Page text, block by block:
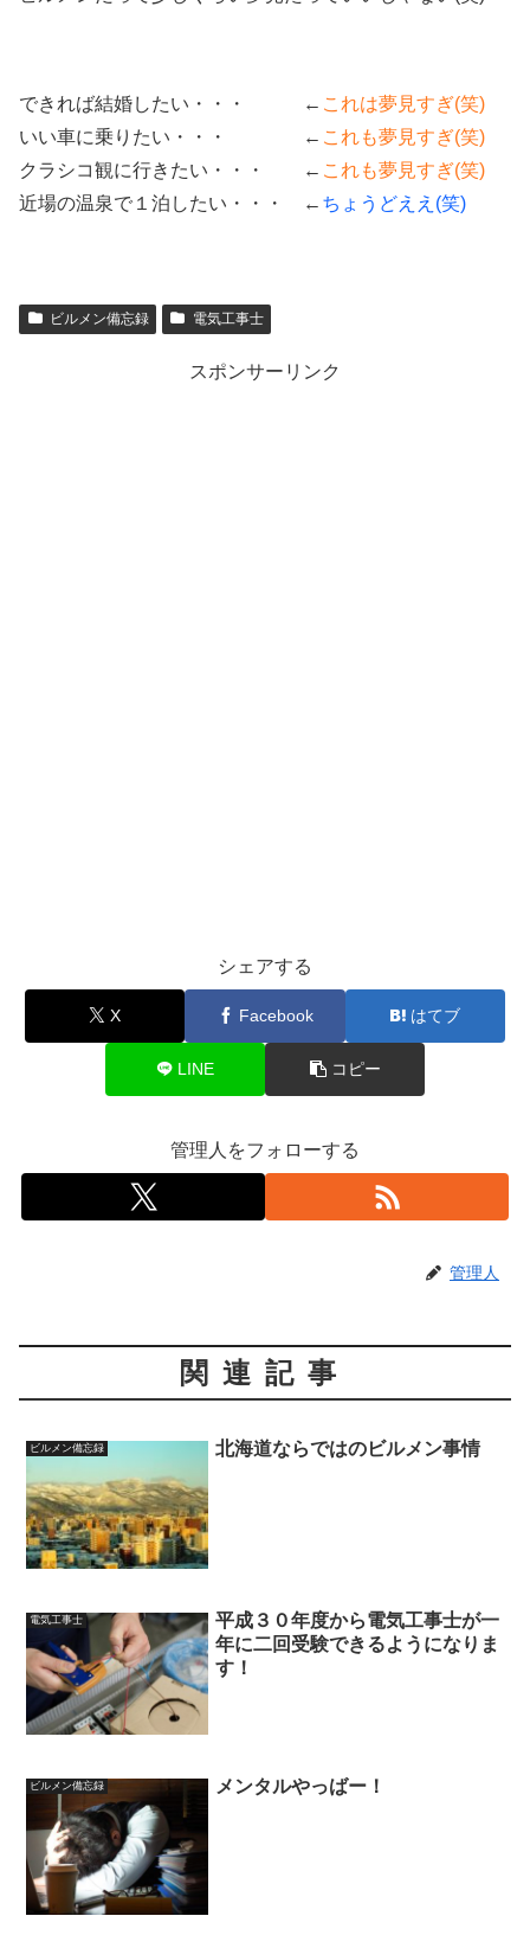
できれば結婚したい・・・ ← これは夢見すぎ(笑)
いい車に乗りたい・・・ ← これも夢見すぎ(笑)
クラシコ観に行きたい・・・ ← これも夢見すぎ(笑)
近場の温泉で１泊したい・・・ ← ちょうどええ(笑)
ビルメン備忘録 電気工事士
スポンサーリンク
シェアする
X Facebook はてブ
LINE コピー
管理人をフォローする
管理人
関連記事
ビルメン備忘録 北海道ならではのビルメン事情
電気工事士
平成３０年度から電気工事士が一
年に二回受験できるようになりま
す！
ビルメン備忘録 メンタルやっばー！